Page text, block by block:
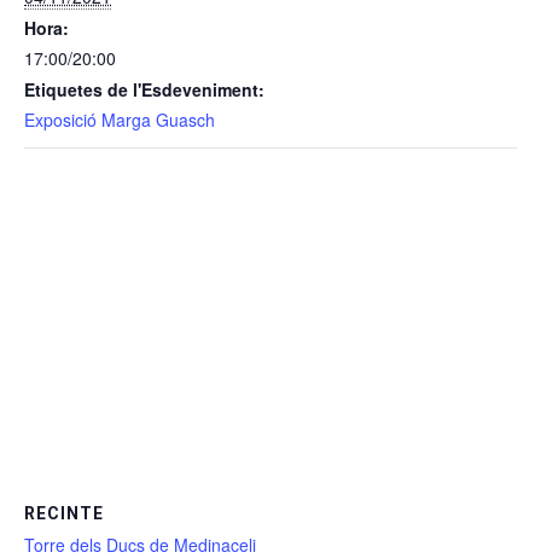
Hora:
17:00/20:00
Etiquetes de l'Esdeveniment:
Exposició Marga Guasch
RECINTE
Torre dels Ducs de Medinaceli